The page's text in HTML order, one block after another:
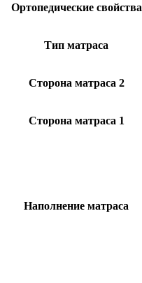
Ортопедические свойства
Тип матраса
Сторона матраса 2
Сторона матраса 1
Наполнение матраса